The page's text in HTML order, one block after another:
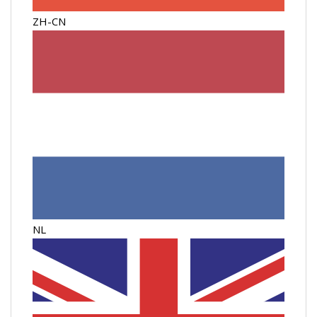
ZH-CN
NL